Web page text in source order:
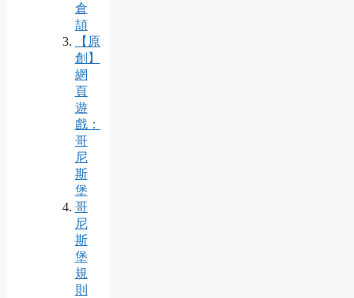
倉
頡
【原
創】
網
頁
遊
戲：
哥
尼
斯
堡
哥
尼
斯
堡
規
則